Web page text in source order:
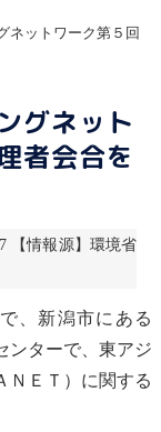
ネットワーク第５回
グネット
者会合を
【情報源】環境省
、新潟市にある
ンターで、東アジ
ＮＥＴ）に関する